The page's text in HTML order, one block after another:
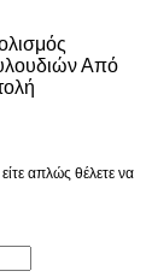
Από
απλώς θέλετε να